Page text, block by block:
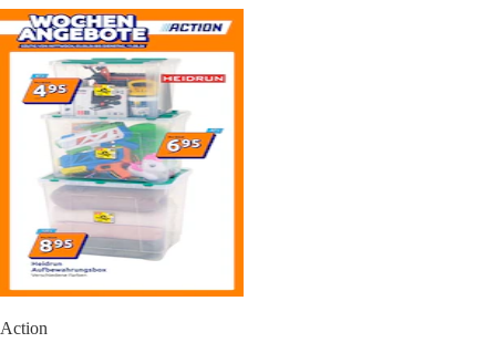
Action